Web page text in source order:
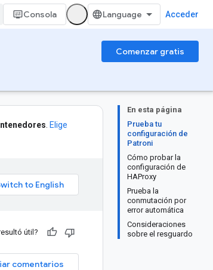
Consola Acceder
Comenzar gratis
En esta página
Prueba tu
configuración de
Patroni
Cómo probar la
configuración de
HAProxy
Prueba la
conmutación por
error automática
Consideraciones
sobre el resguardo
Elige
útil?
comentarios